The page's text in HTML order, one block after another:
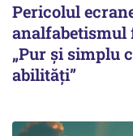
Pericolul
analfabetismul
„Pur și simplu
abilități”